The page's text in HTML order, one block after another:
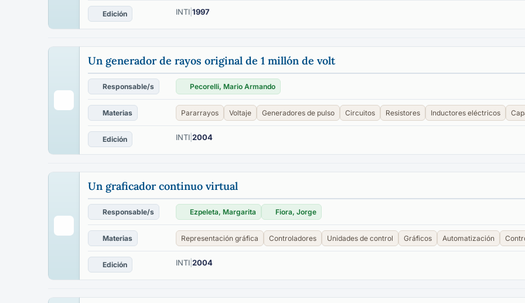
Edición INTI 1997
Un generador de rayos original de 1 millón de volt
Responsable/s Pecorelli, Mario Armando
Materias Pararrayos Voltaje Generadores de pulso Circuitos Resistores Inductores eléctricos
Edición INTI 2004
Un graficador continuo virtual
Responsable/s Ezpeleta, Margarita Fiora, Jorge
Materias Representación gráfica Controladores Unidades de control Gráficos Automatización
Edición INTI 2004